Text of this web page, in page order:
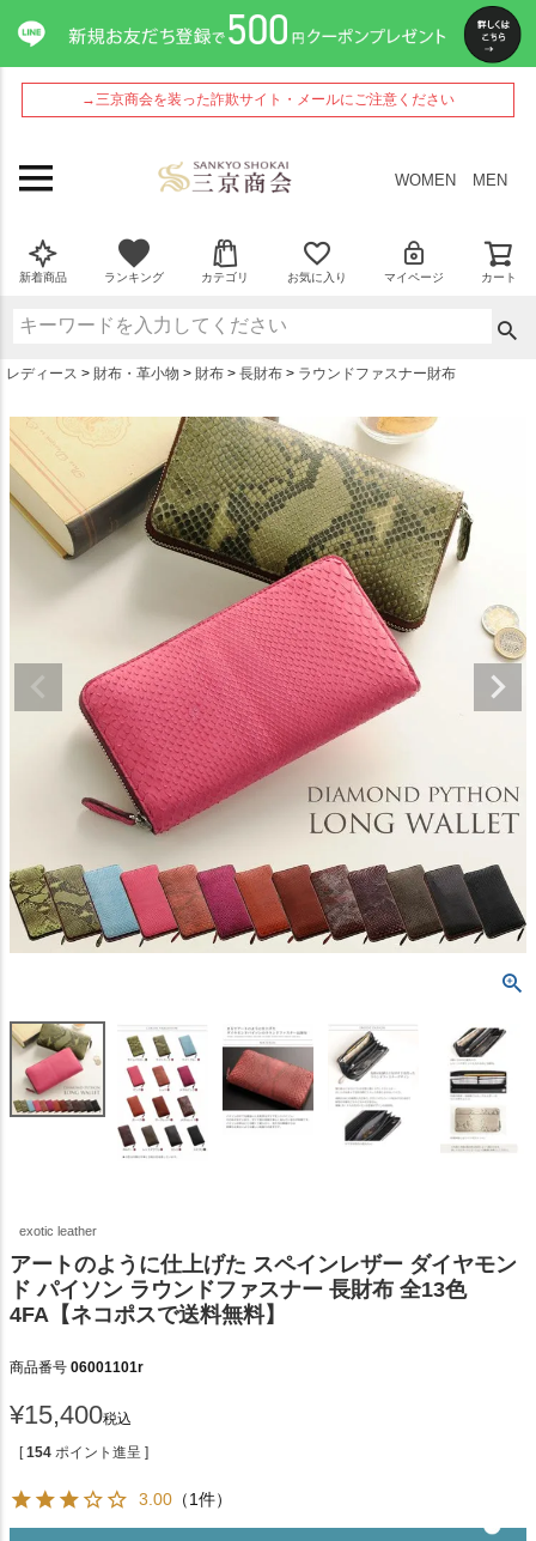
→三京商会を装った詐欺サイト・メールにご注意ください
WOMEN MEN
新着商品 ランキング カテゴリ お気に入り マイページ カート
レディース 財布・革小物 財布 長財布 ラウンドファスナー財布
exotic leather
アートのように仕上げた スペインレザー ダイヤモン
ド パイソン ラウンドファスナー 長財布 全13色
4FA【ネコポスで送料無料】
商品番号 06001101r
¥15,400税込
[ 154 ポイント進呈 ]
3.00 （1件）
ペー
ジト
ップ
へ